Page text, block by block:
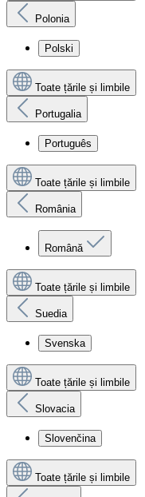
Polonia
Polski
Toate țările și limbile
Portugalia
Português
Toate țările și limbile
România
Română
Toate țările și limbile
Suedia
Svenska
Toate țările și limbile
Slovacia
Slovenčina
Toate țările și limbile